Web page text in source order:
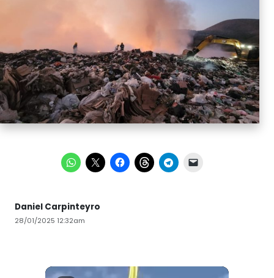
Daniel Carpinteyro
28/01/2025 12:32am